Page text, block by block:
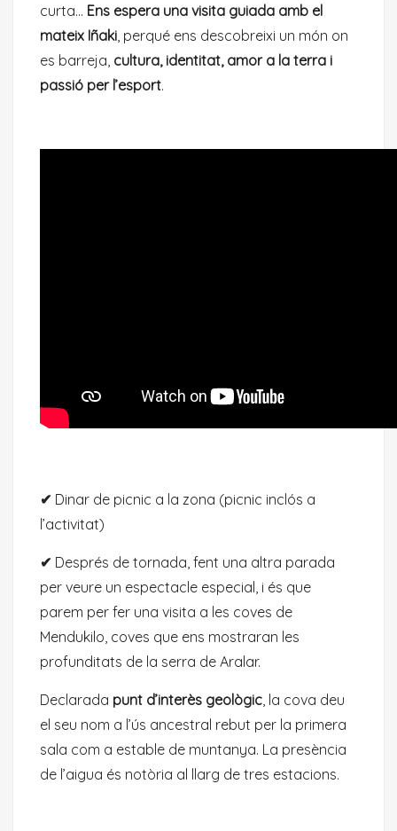
curta… Ens espera una visita guiada amb el
mateix Iñaki , perqué ens descobreixi un món on
es barreja, cultura, identitat, amor a la terra i
passió per l’esport.
✔ Dinar de picnic a la zona (picnic inclós a
l’activitat)
✔ Després de tornada, fent una altra parada
per veure un espectacle especial, i és que
parem per fer una visita a les coves de
Mendukilo, coves que ens mostraran les
profunditats de la serra de Aralar.
Declarada punt d’interès geològic , la cova deu
el seu nom a l’ús ancestral rebut per la primera
sala com a estable de muntanya. La presència
de l’aigua és notòria al llarg de tres estacions.